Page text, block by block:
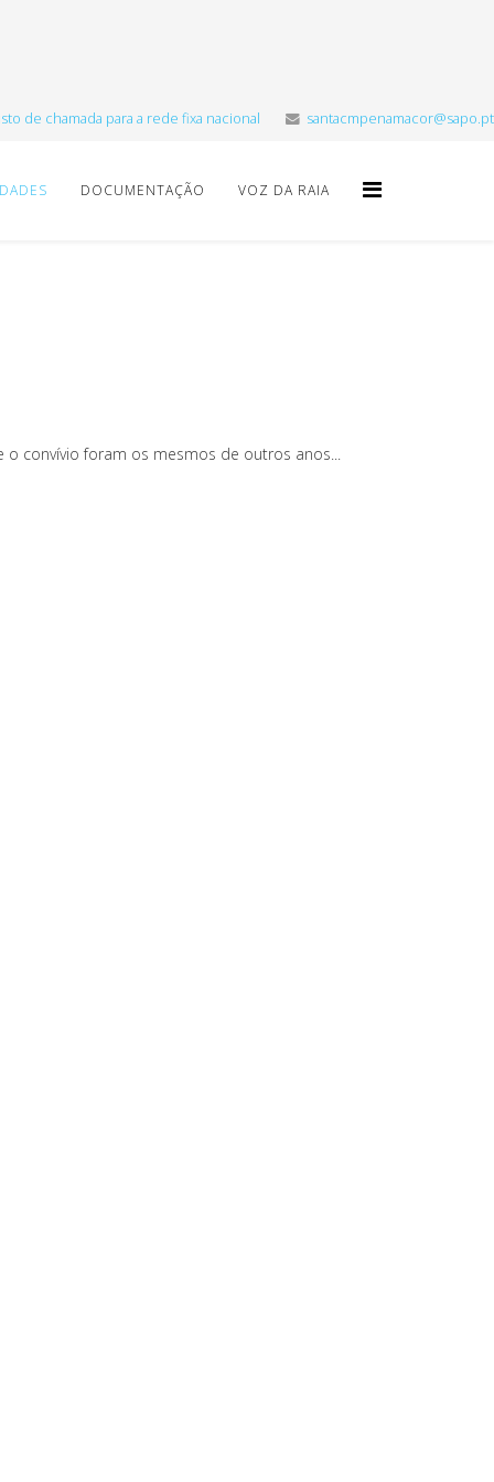
de chamada para a rede fixa nacional santacmpenamacor@sapo.pt
DOCUMENTAÇÃO VOZ DA RAIA
convívio foram os mesmos de outros anos...